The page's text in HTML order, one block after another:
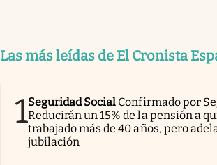
Las más leídas de El Cronista
1Seguridad Social Confirmado por
Reducirán un 15% de la pensión a
trabajado más de 40 años, pero
jubilación